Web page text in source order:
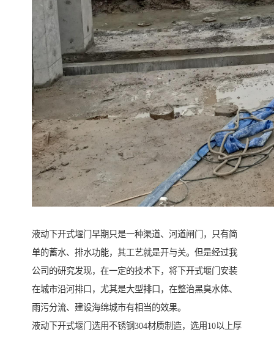
液动下开式堰门早期只是一种渠道、河道闸门，只有简
单的蓄水、排水功能，其工艺就是开与关。但是经过我
公司的研究发现，在一定的技术下，将下开式堰门安装
在城市沿河排口，尤其是大型排口，在整治黑臭水体、
雨污分流、建设海绵城市有相当的效果。
液动下开式堰门选用不锈钢304材质制造，选用10以上厚